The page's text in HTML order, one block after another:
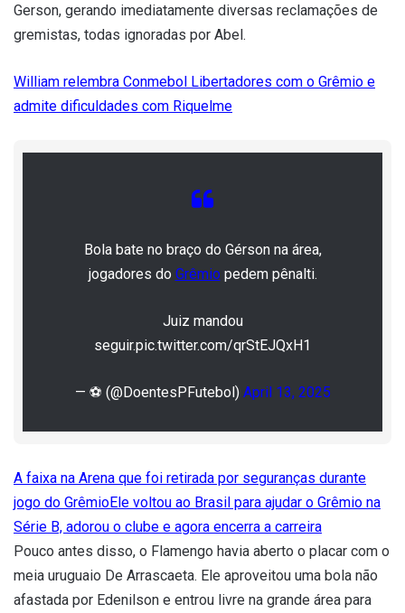
Gerson, gerando imediatamente diversas reclamações de
gremistas, todas ignoradas por Abel.
William relembra Conmebol Libertadores com o Grêmio e
admite dificuldades com Riquelme
Bola bate no braço do Gérson na área,
jogadores do Grêmio pedem pênalti.
Juiz mandou
seguir.pic.twitter.com/qrStEJQxH1
— ⚽ (@DoentesPFutebol) April 13, 2025
A faixa na Arena que foi retirada por seguranças durante
jogo do GrêmioEle voltou ao Brasil para ajudar o Grêmio na
Série B, adorou o clube e agora encerra a carreira
Pouco antes disso, o Flamengo havia aberto o placar com o
meia uruguaio De Arrascaeta. Ele aproveitou uma bola não
afastada por Edenilson e entrou livre na grande área para